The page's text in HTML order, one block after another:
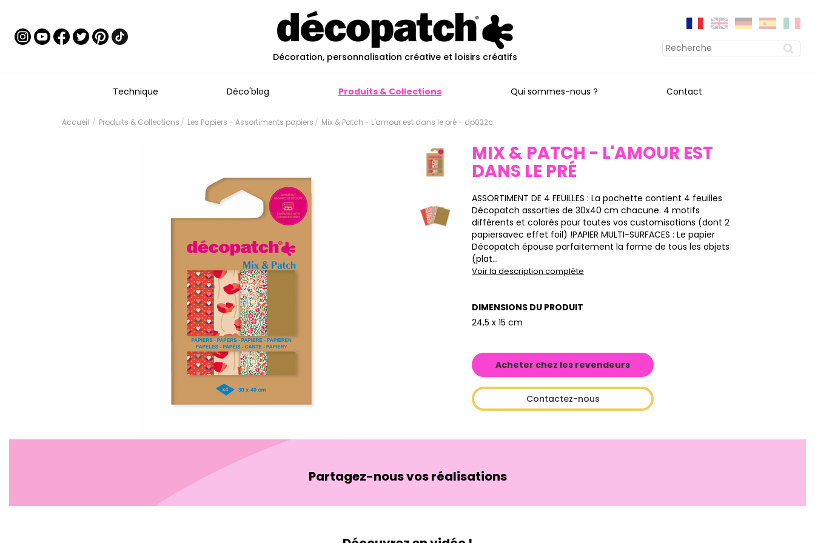
Décoration, personnalisation créative et loisirs créatifs
Technique Déco'blog Produits & Collections Qui sommes-nous ? Contact
Accueil Produits & Collections Les Papiers - Assortiments papiers Mix & Patch - L'amour est dans le pré - dp032c
MIX & PATCH - L'AMOUR EST
DANS LE PRÉ
ASSORTIMENT DE 4 FEUILLES : La pochette contient 4 feuilles
Décopatch assorties de 30x40 cm chacune. 4 motifs
différents et colorés pour toutes vos customisations (dont 2
papiersavec effet foil) !PAPIER MULTI-SURFACES : Le papier
Décopatch épouse parfaitement la forme de tous les objets
(plat...
Voir la description complète
DIMENSIONS DU PRODUIT
24,5 x 15 cm
Acheter chez les revendeurs
Contactez-nous
Partagez-nous vos réalisations